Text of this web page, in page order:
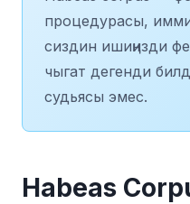
процедурасы,
сиздин ишиңизди
чыгат дегенди
судьясы эмес.
Habeas